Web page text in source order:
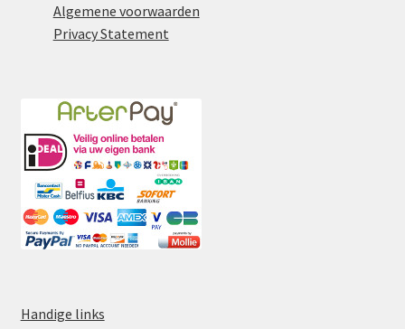
Algemene voorwaarden
Privacy Statement
Handige links